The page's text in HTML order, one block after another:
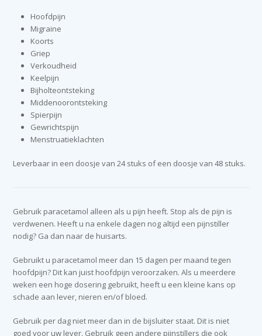
Hoofdpijn
Migraine
Koorts
Griep
Verkoudheid
Keelpijn
Bijholteontsteking
Middenoorontsteking
Spierpijn
Gewrichtspijn
Menstruatieklachten
Leverbaar in een doosje van 24 stuks of een doosje van 48 stuks.
Gebruik paracetamol alleen als u pijn heeft. Stop als de pijn is
verdwenen. Heeft u na enkele dagen nog altijd een pijnstiller
nodig? Ga dan naar de huisarts.
Gebruikt u paracetamol meer dan 15 dagen per maand tegen
hoofdpijn? Dit kan juist hoofdpijn veroorzaken. Als u meerdere
weken een hoge dosering gebruikt, heeft u een kleine kans op
schade aan lever, nieren en/of bloed.
Gebruik per dag niet meer dan in de bijsluiter staat. Dit is niet
goed voor uw lever. Gebruik geen andere pijnstillers die ook